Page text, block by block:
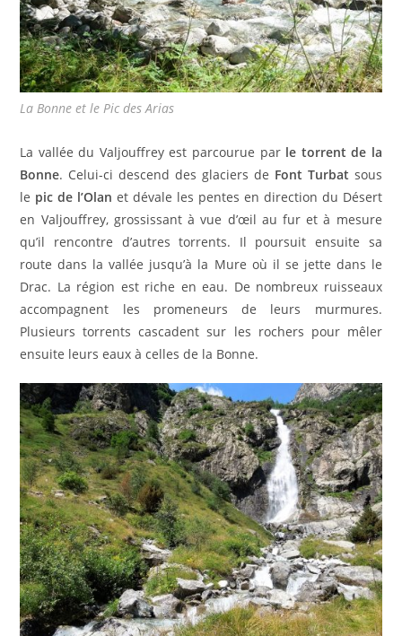
La Bonne et le Pic des Arias
La vallée du Valjouffrey est parcourue par le torrent de la
Bonne. Celui-ci descend des glaciers de Font Turbat sous
le pic de l’Olan et dévale les pentes en direction du Désert
en Valjouffrey, grossissant à vue d’œil au fur et à mesure
qu’il rencontre d’autres torrents. Il poursuit ensuite sa
route dans la vallée jusqu’à la Mure où il se jette dans le
Drac. La région est riche en eau. De nombreux ruisseaux
accompagnent les promeneurs de leurs murmures.
Plusieurs torrents cascadent sur les rochers pour mêler
ensuite leurs eaux à celles de la Bonne.